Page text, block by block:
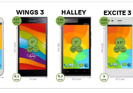
WINGS 3 HALLEY EXCITE 3